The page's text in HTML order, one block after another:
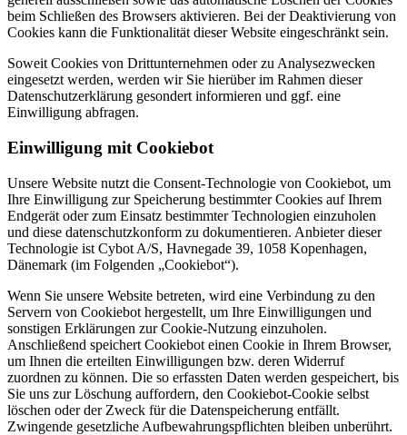
beim Schließen des Browsers aktivieren. Bei der Deaktivierung von
Cookies kann die Funktionalität dieser Website eingeschränkt sein.
Soweit Cookies von Drittunternehmen oder zu Analysezwecken
eingesetzt werden, werden wir Sie hierüber im Rahmen dieser
Datenschutzerklärung gesondert informieren und ggf. eine
Einwilligung abfragen.
Einwilligung mit Cookiebot
Unsere Website nutzt die Consent-Technologie von Cookiebot, um
Ihre Einwilligung zur Speicherung bestimmter Cookies auf Ihrem
Endgerät oder zum Einsatz bestimmter Technologien einzuholen
und diese datenschutzkonform zu dokumentieren. Anbieter dieser
Technologie ist Cybot A/S, Havnegade 39, 1058 Kopenhagen,
Dänemark (im Folgenden „Cookiebot“).
Wenn Sie unsere Website betreten, wird eine Verbindung zu den
Servern von Cookiebot hergestellt, um Ihre Einwilligungen und
sonstigen Erklärungen zur Cookie-Nutzung einzuholen.
Anschließend speichert Cookiebot einen Cookie in Ihrem Browser,
um Ihnen die erteilten Einwilligungen bzw. deren Widerruf
zuordnen zu können. Die so erfassten Daten werden gespeichert, bis
Sie uns zur Löschung auffordern, den Cookiebot-Cookie selbst
löschen oder der Zweck für die Datenspeicherung entfällt.
Zwingende gesetzliche Aufbewahrungspflichten bleiben unberührt.